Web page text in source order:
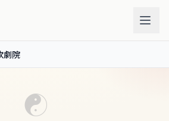
劇院
☯